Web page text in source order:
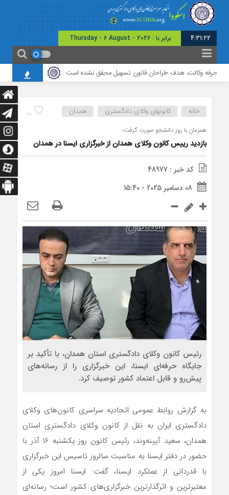
4:31:23 برابر با : Thursday - 6 August - 2026
وکالت، هدف طراحان قانون تسهیل محقق نشده است برگزاری نشست
10 خانه کانونهای وکلای دادگستری همدان
همزمان با روز دانشجو صورت گرفت؛
بازدید رییس کانون وکلای همدان از خبرگزاری ایسنا در همدان
کد خبر : 48977
08 دسامبر 2025 - 15:40
رئیس کانون وکلای دادگستری استان همدان، با تأکید بر
جایگاه حرفه‌ای ایسنا، این خبرگزاری را از رسانه‌های
پیش‌رو و قابل اعتماد کشور توصیف کرد.
به گزارش روابط عمومی اتحادیه سراسری کانون‌های وکلای
دادگستری ایران به نقل از کانون وکلای دادگستری استان
همدان، سعید آیینه‌وند، رئیس کانون روز یکشنبه ۱۶ آذر با
حضور در دفتر ایسنا به مناسبت سالروز تاسیس این خبرگزاری
با قدردانی از عملکرد ایسنا، گفت: ایسنا امروز یکی از
معتبرترین و اثرگذارترین خبرگزاری‌های کشور است؛ رسانه‌ای